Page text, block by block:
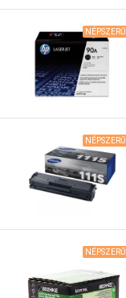
NÉPSZERŰ
NÉPSZERŰ
NÉPSZERŰ